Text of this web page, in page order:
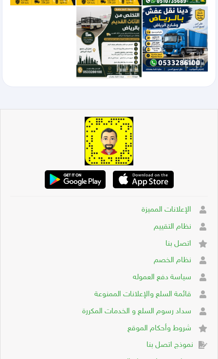
الإعلانات المميزة
نظام التقييم
اتصل بنا
نظام الخصم
سياسة دفع العموله
قائمة السلع والإعلانات الممنوعة
سداد رسوم السلع و الخدمات المكررة
شروط وأحكام الموقع
نموذج اتصل بنا